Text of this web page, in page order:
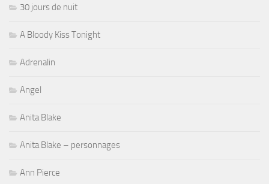
30 jours de nuit
A Bloody Kiss Tonight
Adrenalin
Angel
Anita Blake
Anita Blake – personnages
Ann Pierce